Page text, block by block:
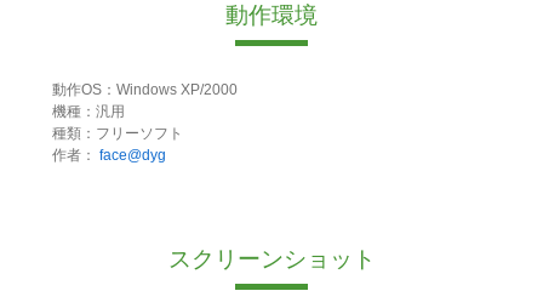
動作環境
動作OS：Windows XP/2000
機種：汎用
種類：フリーソフト
作者： face@dyg
スクリーンショット